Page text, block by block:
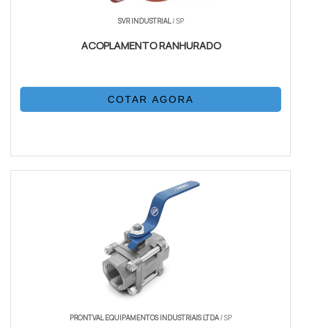
SVR INDUSTRIAL/ SP
ACOPLAMENTO RANHURADO
COTAR AGORA
PRONTVAL EQUIPAMENTOS INDUSTRIAIS LTDA/ SP